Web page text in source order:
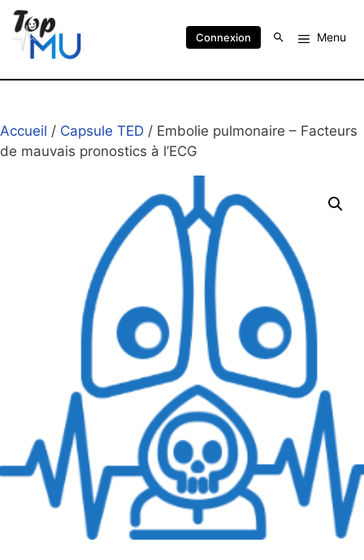
Connexion Menu
Accueil / Capsule TED / Embolie pulmonaire – Facteurs
de mauvais pronostics à l’ECG